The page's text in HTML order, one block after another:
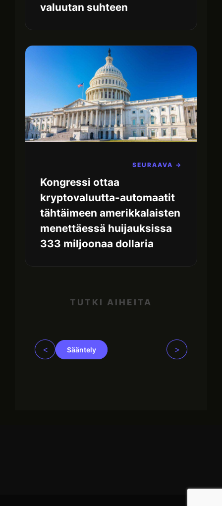
valuutan suhteen
SEURAAVA →
Kongressi ottaa
kryptovaluutta-automaatit
tähtäimeen amerikkalaisten
menettäessä huijauksissa
333 miljoonaa dollaria
TUTKI AIHEITA
< Sääntely >